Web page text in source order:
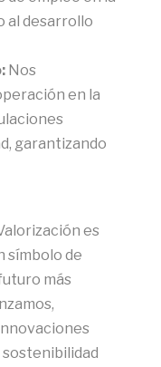
al desarrollo
Nos
en la
garantizando
es
símbolo de
más
sostenibilidad